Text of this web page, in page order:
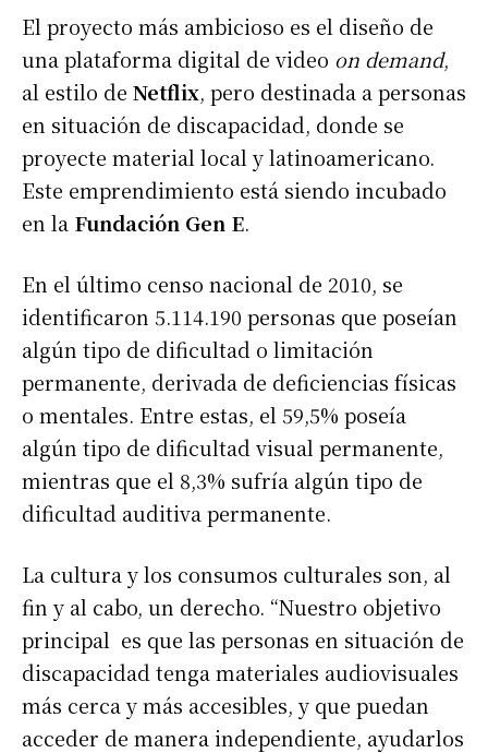
El proyecto más ambicioso es el diseño de
una plataforma digital de video on demand,
al estilo de Netflix, pero destinada a personas
en situación de discapacidad, donde se
proyecte material local y latinoamericano.
Este emprendimiento está siendo incubado
en la Fundación Gen E.
En el último censo nacional de 2010, se
identificaron 5.114.190 personas que poseían
algún tipo de dificultad o limitación
permanente, derivada de deficiencias físicas
o mentales. Entre estas, el 59,5% poseía
algún tipo de dificultad visual permanente,
mientras que el 8,3% sufría algún tipo de
dificultad auditiva permanente.
La cultura y los consumos culturales son, al
fin y al cabo, un derecho. “Nuestro objetivo
principal es que las personas en situación de
discapacidad tenga materiales audiovisuales
más cerca y más accesibles, y que puedan
acceder de manera independiente, ayudarlos